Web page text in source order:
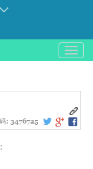
باز
و
کردن
: 3476725